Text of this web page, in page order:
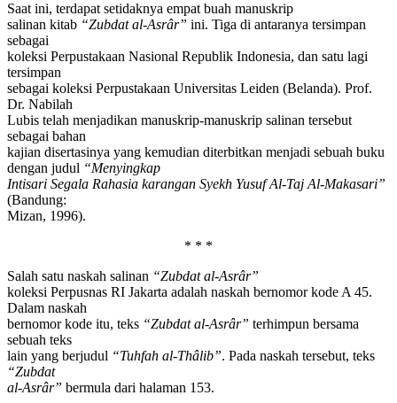
Saat ini, terdapat setidaknya empat buah manuskrip
salinan kitab “Zubdat al-Asrâr” ini. Tiga di antaranya tersimpan
sebagai
koleksi Perpustakaan Nasional Republik Indonesia, dan satu lagi
tersimpan
sebagai koleksi Perpustakaan Universitas Leiden (Belanda). Prof.
Dr. Nabilah
Lubis telah menjadikan manuskrip-manuskrip salinan tersebut
sebagai bahan
kajian disertasinya yang kemudian diterbitkan menjadi sebuah buku
dengan judul “Menyingkap
Intisari Segala Rahasia karangan Syekh Yusuf Al-Taj Al-Makasari”
(Bandung:
Mizan, 1996).
* * *
Salah satu naskah salinan “Zubdat al-Asrâr”
koleksi Perpusnas RI Jakarta adalah naskah bernomor kode A 45.
Dalam naskah
bernomor kode itu, teks “Zubdat al-Asrâr” terhimpun bersama
sebuah teks
lain yang berjudul “Tuhfah al-Thâlib”. Pada naskah tersebut, teks
“Zubdat
al-Asrâr” bermula dari halaman 153.